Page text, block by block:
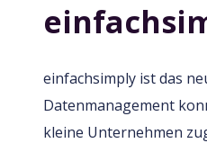
einfachsimply ist das
Datenmanagement
kleine Unternehmen